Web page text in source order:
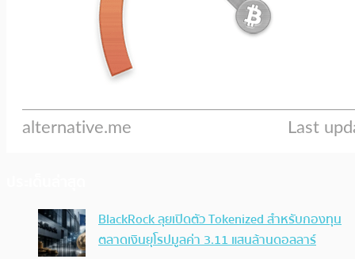
BlackRock ลุยเปิดตัว Tokenized สำหรับกองทุน
ตลาดเงินยุโรปมูลค่า 3.11 แสนล้านดอลลาร์